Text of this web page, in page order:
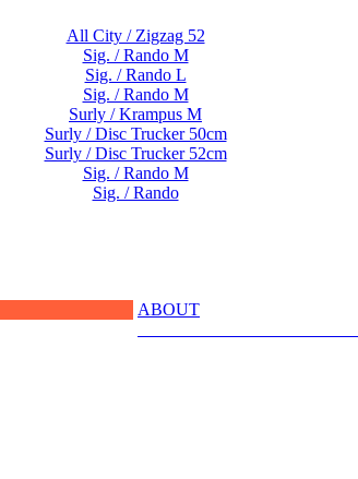
All City / Zigzag 52
Sig. / Rando M
Sig. / Rando L
Sig. / Rando M
Surly / Krampus M
Surly / Disc Trucker 50cm
Surly / Disc Trucker 52cm
Sig. / Rando M
Sig. / Rando
ABOUT